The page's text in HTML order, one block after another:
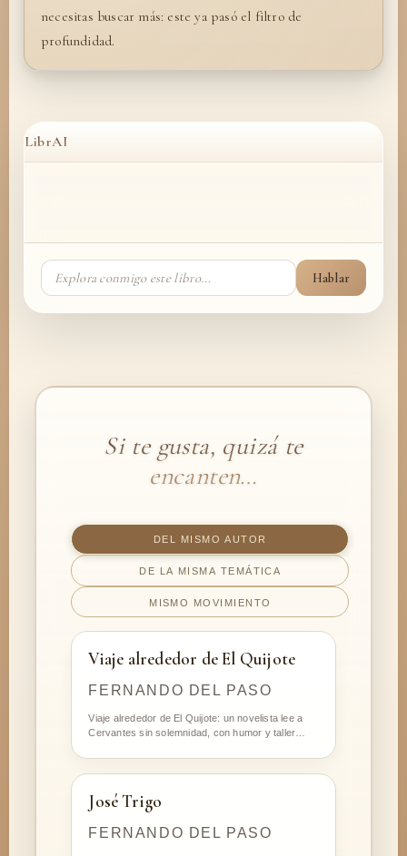
necesitas buscar más: este ya pasó el filtro de
profundidad.
LibrAI
Hablar
Si te gusta, quizá te
encanten…
DEL MISMO AUTOR
DE LA MISMA TEMÁTICA
MISMO MOVIMIENTO
Viaje alrededor de El Quijote
FERNANDO DEL PASO
Viaje alrededor de El Quijote: un novelista lee a
Cervantes sin solemnidad, con humor y taller…
José Trigo
FERNANDO DEL PASO